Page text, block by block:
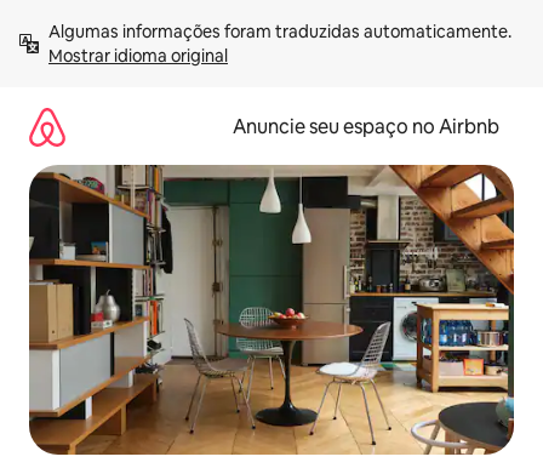
para
Mostrar idioma original
Anuncie seu espaço no Airbnb